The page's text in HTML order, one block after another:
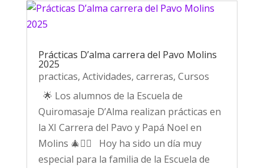
Prácticas D’alma carrera del Pavo Molins
2025
practicas, Actividades, carreras, Cursos
🌟 Los alumnos de la Escuela de
Quiromasaje D’Alma realizan prácticas en
la XI Carrera del Pavo y Papá Noel en
Molins 🎄🏃‍♀️ Hoy ha sido un día muy
especial para la familia de la Escuela de